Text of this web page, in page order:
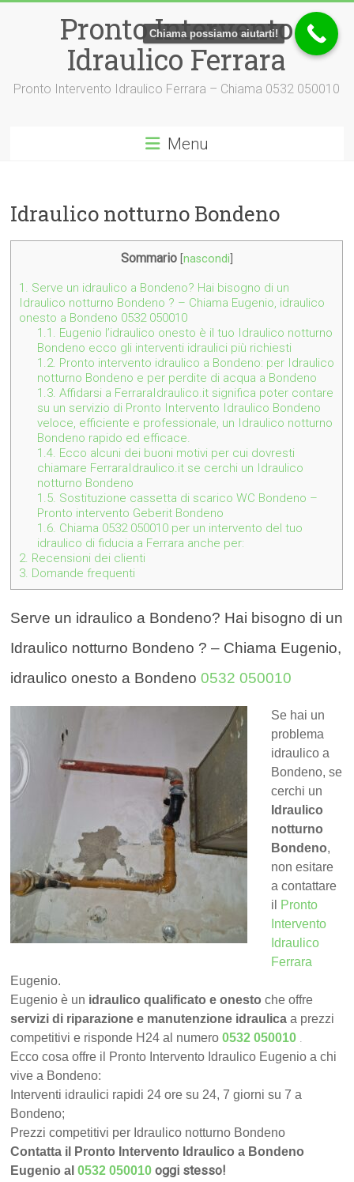
Pronto Intervento
Idraulico Ferrara
Pronto Intervento Idraulico Ferrara – Chiama 0532 050010
Menu
Idraulico notturno Bondeno
Sommario nascondi
1. Serve un idraulico a Bondeno? Hai bisogno di un
Idraulico notturno Bondeno ? – Chiama Eugenio, idraulico
onesto a Bondeno 0532 050010
1.1. Eugenio l’idraulico onesto è il tuo Idraulico notturno
Bondeno ecco gli interventi idraulici più richiesti
1.2. Pronto intervento idraulico a Bondeno: per Idraulico
notturno Bondeno e per perdite di acqua a Bondeno
1.3. Affidarsi a FerraraIdraulico.it significa poter contare
su un servizio di Pronto Intervento Idraulico Bondeno
veloce, efficiente e professionale, un Idraulico notturno
Bondeno rapido ed efficace.
1.4. Ecco alcuni dei buoni motivi per cui dovresti
chiamare FerraraIdraulico.it se cerchi un Idraulico
notturno Bondeno
1.5. Sostituzione cassetta di scarico WC Bondeno –
Pronto intervento Geberit Bondeno
1.6. Chiama 0532 050010 per un intervento del tuo
idraulico di fiducia a Ferrara anche per:
2. Recensioni dei clienti
3. Domande frequenti
Serve un idraulico a Bondeno? Hai bisogno di un
Idraulico notturno Bondeno ? – Chiama Eugenio,
idraulico onesto a Bondeno0532 050010
Se hai un
problema
idraulico a
Bondeno, se
cerchi un
Idraulico
notturno
Bondeno,
non esitare
a contattare
il Pronto
Intervento
Idraulico
Ferrara
Eugenio.
Eugenio è un idraulico qualificato e onesto che offre
servizi di riparazione e manutenzione idraulica a prezzi
competitivi e risponde H24 al numero0532 050010 .
Ecco cosa offre il Pronto Intervento Idraulico Eugenio a chi
vive a Bondeno:
Interventi idraulici rapidi 24 ore su 24, 7 giorni su 7 a
Bondeno;
Prezzi competitivi per Idraulico notturno Bondeno
Contatta il Pronto Intervento Idraulico a Bondeno
Eugenio al0532 050010 oggi stesso!
Chiama possiamo aiutarti!